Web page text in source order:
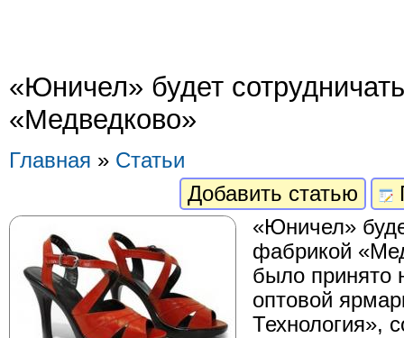
«Юничел» будет
«Медведково»
Главная » Статьи
Добавить статью
«Юничел»
фабрикой
было принято
оптовой
Технология»,